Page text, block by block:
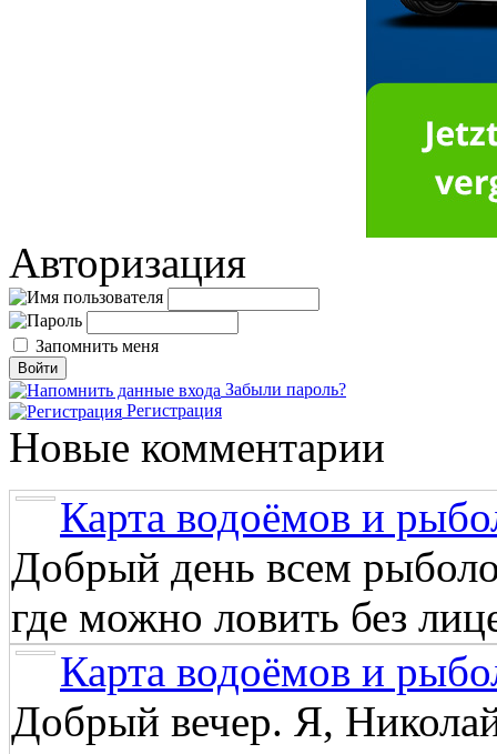
Авторизация
Запомнить меня
Забыли пароль?
Регистрация
Новые комментарии
Карта водоёмов и
Добрый день всем
где можно ловить без
Карта водоёмов и
Добрый вечер. Я,